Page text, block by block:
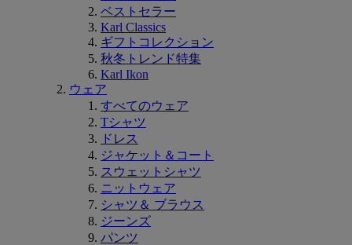
ベストセラー
Karl Classics
ギフトコレクション
秋冬トレンド特集
Karl Ikon
ウェア
すべてのウェア
Tシャツ
ドレス
ジャケット＆コート
スウェットシャツ
ニットウェア
シャツ＆ ブラウス
ジーンズ
パンツ